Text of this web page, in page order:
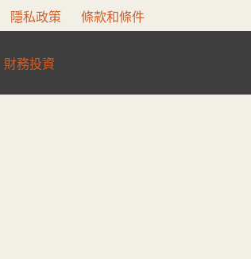
隱私政策 條款和條件
財務投資